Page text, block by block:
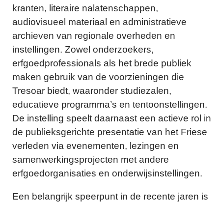
kranten, literaire nalatenschappen,
audiovisueel materiaal en administratieve
archieven van regionale overheden en
instellingen. Zowel onderzoekers,
erfgoedprofessionals als het brede publiek
maken gebruik van de voorzieningen die
Tresoar biedt, waaronder studiezalen,
educatieve programma’s en tentoonstellingen.
De instelling speelt daarnaast een actieve rol in
de publieksgerichte presentatie van het Friese
verleden via evenementen, lezingen en
samenwerkingsprojecten met andere
erfgoedorganisaties en onderwijsinstellingen.
Een belangrijk speerpunt in de recente jaren is